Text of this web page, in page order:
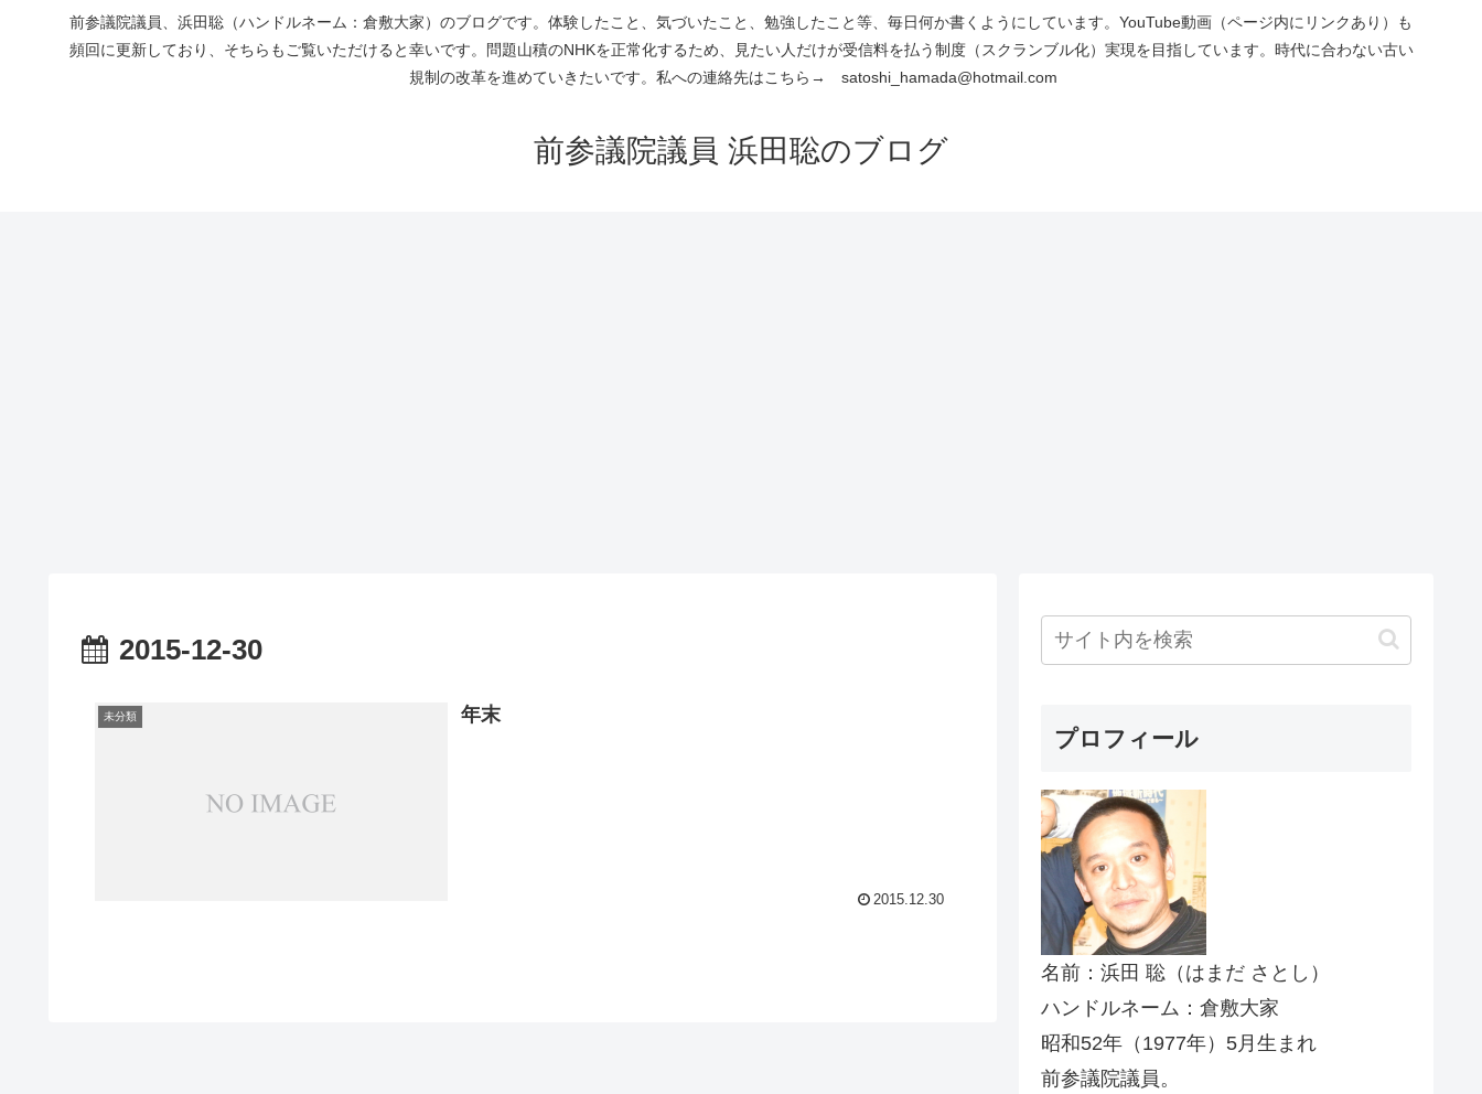
前参議院議員、浜田聡（ハンドルネーム：倉敷大家）のブログです。体験したこと、気づいたこと、勉強したこと等、毎日何か書くようにしています。YouTube動画（ページ内にリンクあり）も
頻回に更新しており、そちらもご覧いただけると幸いです。問題山積のNHKを正常化するため、見たい人だけが受信料を払う制度（スクランブル化）実現を目指しています。時代に合わない古い
規制の改革を進めていきたいです。私への連絡先はこちら→ satoshi_hamada@hotmail.com
前参議院議員 浜田聡のブログ
2015-12-30
未分類 年末
2015.12.30
プロフィール
名前：浜田 聡（はまだ さとし）
ハンドルネーム：倉敷大家
昭和52年（1977年）5月生まれ
前参議院議員。